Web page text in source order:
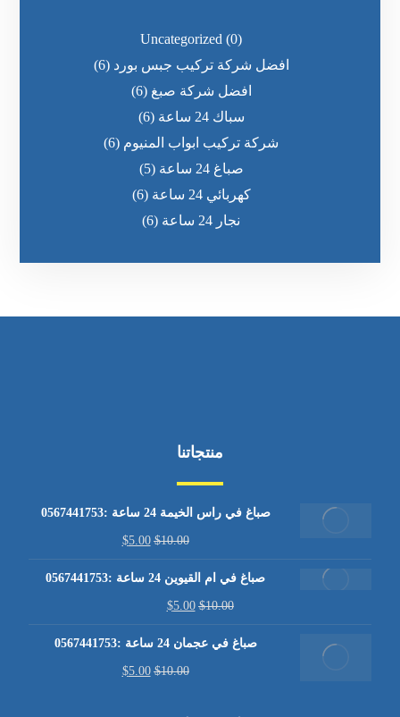
Uncategorized (0)
افضل شركة تركيب جبس بورد (6)
افضل شركة صبغ (6)
سباك 24 ساعة
(6)
شركة تركيب ابواب المنيوم (6)
صباغ 24 ساعة
(5)
كهربائي 24 ساعة
(6)
نجار 24 ساعة
(6)
منتجاتنا
صباغ في راس الخيمة 24 ساعة :0567441753
$10.00
$5.00
صباغ في ام القيوين 24 ساعة :0567441753
$10.00
$5.00
صباغ في عجمان 24 ساعة :0567441753
$10.00
$5.00